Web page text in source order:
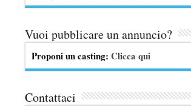
Vuoi pubblicare un annuncio?
Proponi un casting: Clicca qui
Contattaci